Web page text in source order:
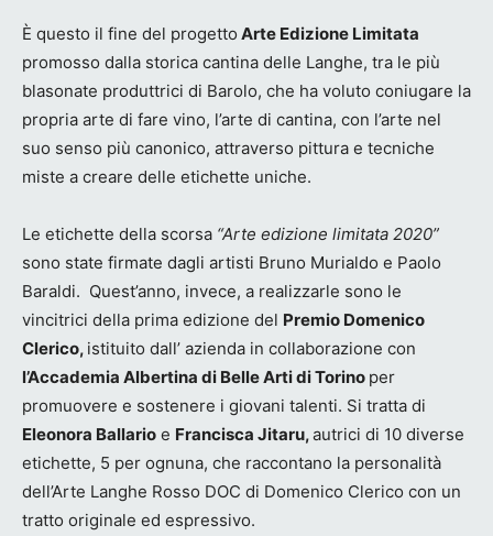
È questo il fine del progetto Arte Edizione Limitata
promosso dalla storica cantina delle Langhe, tra le più
blasonate produttrici di Barolo, che ha voluto coniugare la
propria arte di fare vino, l’arte di cantina, con l’arte nel
suo senso più canonico, attraverso pittura e tecniche
miste a creare delle etichette uniche.
Le etichette della scorsa “Arte edizione limitata 2020”
sono state firmate dagli artisti Bruno Murialdo e Paolo
Baraldi. Quest’anno, invece, a realizzarle sono le
vincitrici della prima edizione del Premio Domenico
Clerico, istituito dall’ azienda in collaborazione con
l’Accademia Albertina di Belle Arti di Torino per
promuovere e sostenere i giovani talenti. Si tratta di
Eleonora Ballario e Francisca Jitaru,autrici di 10 diverse
etichette, 5 per ognuna, che raccontano la personalità
dell’Arte Langhe Rosso DOC di Domenico Clerico con un
tratto originale ed espressivo.